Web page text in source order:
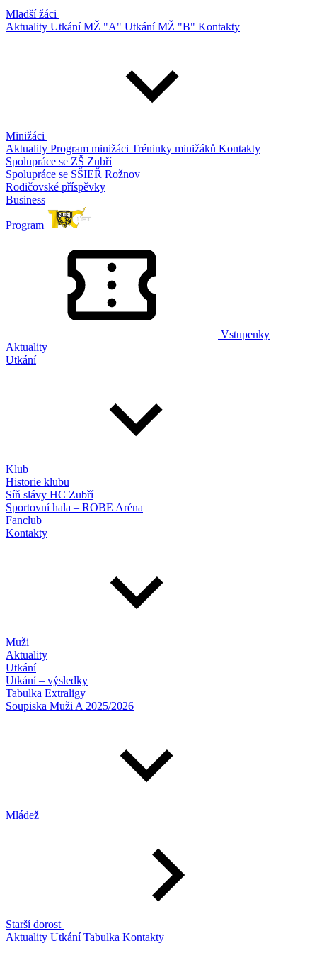
Mladší žáci
Aktuality Utkání MŽ "A" Utkání MŽ "B" Kontakty
Minižáci
Aktuality Program minižáci Tréninky minižáků Kontakty
Spolupráce se ZŠ Zubří
Spolupráce se SŠIEŘ Rožnov
Rodičovské příspěvky
Business
Program
Vstupenky
Aktuality
Utkání
Klub
Historie klubu
Síň slávy HC Zubří
Sportovní hala – ROBE Aréna
Fanclub
Kontakty
Muži
Aktuality
Utkání
Utkání – výsledky
Tabulka Extraligy
Soupiska Muži A 2025/2026
Mládež
Starší dorost
Aktuality UtkáníTabulka Kontakty